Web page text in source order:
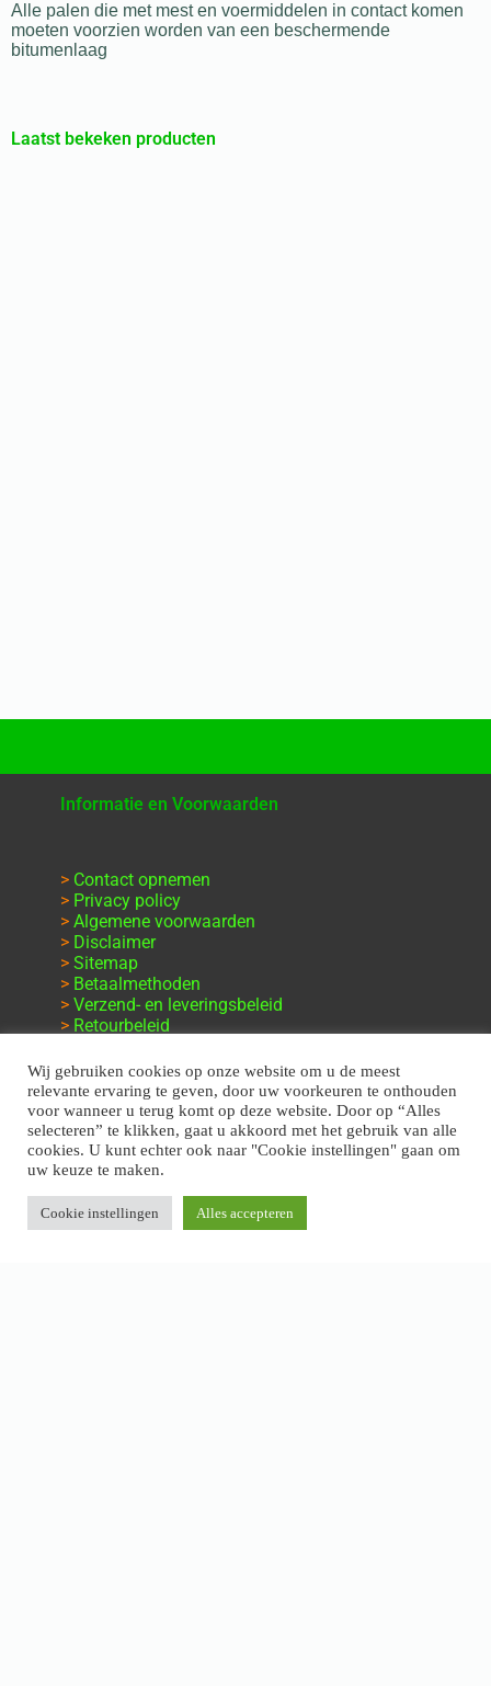
Alle palen die met mest en voermiddelen in contact komen
moeten voorzien worden van een beschermende
bitumenlaag
Laatst bekeken producten
Informatie en Voorwaarden
> Contact opnemen
> Privacy policy
> Algemene voorwaarden
> Disclaimer
> Sitemap
> Betaalmethoden
> Verzend- en leveringsbeleid
> Retourbeleid
Wij gebruiken cookies op onze website om u de meest
relevante ervaring te geven, door uw voorkeuren te onthouden
voor wanneer u terug komt op deze website. Door op “Alles
selecteren” te klikken, gaat u akkoord met het gebruik van alle
cookies. U kunt echter ook naar "Cookie instellingen" gaan om
uw keuze te maken.
Cookie instellingen Alles accepteren